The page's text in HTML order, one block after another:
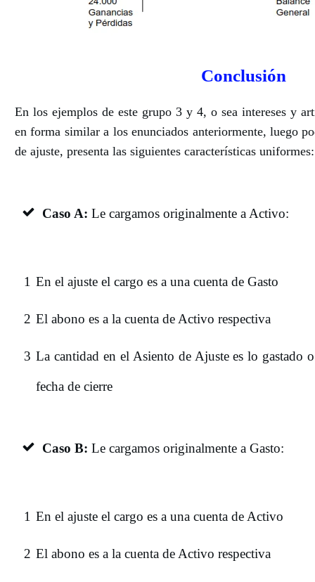
Conclusión
En los ejemplos de este grupo 3 y 4, o sea intereses y
en forma similar a los enunciados anteriormente, luego
de ajuste, presenta las siguientes características uniformes:
Caso A: Le cargamos originalmente a Activo:
1 En el ajuste el cargo es a una cuenta de Gasto
2 El abono es a la cuenta de Activo respectiva
3 La cantidad en el Asiento de Ajuste es lo gastado
fecha de cierre
Caso B: Le cargamos originalmente a Gasto:
1 En el ajuste el cargo es a una cuenta de Activo
2 El abono es a la cuenta de Activo respectiva